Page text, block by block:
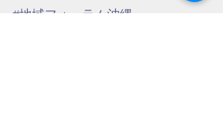
#地域フォーラム沖縄